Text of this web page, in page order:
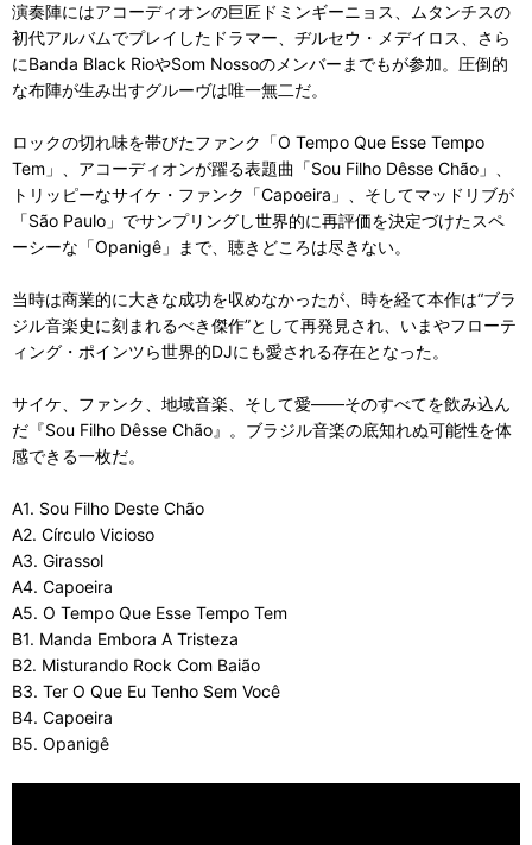
演奏陣にはアコーディオンの巨匠ドミンギーニョス、ムタンチスの
初代アルバムでプレイしたドラマー、ヂルセウ・メデイロス、さら
にBanda Black RioやSom Nossoのメンバーまでもが参加。圧倒的
な布陣が生み出すグルーヴは唯一無二だ。
ロックの切れ味を帯びたファンク「O Tempo Que Esse Tempo
Tem」、アコーディオンが躍る表題曲「Sou Filho Dêsse Chão」、
トリッピーなサイケ・ファンク「Capoeira」、そしてマッドリブが
「São Paulo」でサンプリングし世界的に再評価を決定づけたスペ
ーシーな「Opanigê」まで、聴きどころは尽きない。
当時は商業的に大きな成功を収めなかったが、時を経て本作は“ブラ
ジル音楽史に刻まれるべき傑作”として再発見され、いまやフローテ
ィング・ポインツら世界的DJにも愛される存在となった。
サイケ、ファンク、地域音楽、そして愛――そのすべてを飲み込ん
だ『Sou Filho Dêsse Chão』。ブラジル音楽の底知れぬ可能性を体
感できる一枚だ。
A1. Sou Filho Deste Chão
A2. Círculo Vicioso
A3. Girassol
A4. Capoeira
A5. O Tempo Que Esse Tempo Tem
B1. Manda Embora A Tristeza
B2. Misturando Rock Com Baião
B3. Ter O Que Eu Tenho Sem Você
B4. Capoeira
B5. Opanigê